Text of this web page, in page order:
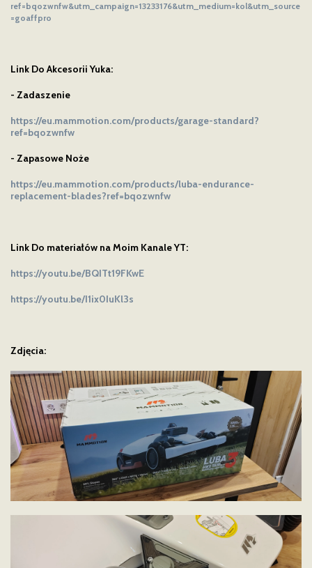
ref=bqozwnfw&utm_campaign=13233176&utm_medium=kol&utm_source
=goaffpro
Link Do Akcesorii Yuka:
- Zadaszenie
https://eu.mammotion.com/products/garage-standard?
ref=bqozwnfw
- Zapasowe Noże
https://eu.mammotion.com/products/luba-endurance-
replacement-blades?ref=bqozwnfw
Link Do materiałów na Moim Kanale YT:
https://youtu.be/BQITt19FKwE
https://youtu.be/I1ix0IuKl3s
Zdjęcia: